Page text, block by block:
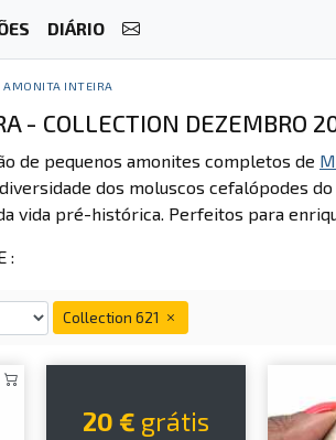
DIÁRIO
AMONITA INTEIRA
- COLLECTION DEZEMBRO
de pequenos amonites completos de
dos moluscos cefalópodes
vida pré-histórica. Perfeitos para
:
Collection 621
20 € grátis